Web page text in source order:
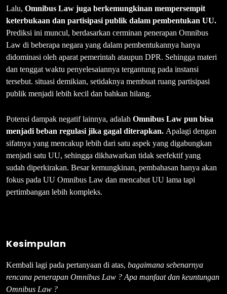
Lalu, Omnibus Law juga berkemungkinan mempersempit
keterbukaan dan partisipasi publik dalam pembentukan UU.
Prediksi ini muncul, berdasarkan cerminan penerapan Omnibus
Law di beberapa negara yang dalam pembentukannya hanya
didominasi oleh aparat pemerintah ataupun DPR. Sehingga materi
dan tenggat waktu penyelesaiannya tergantung pada instansi
tersebut. situasi demikian, setidaknya membuat ruang partisipasi
publik menjadi lebih kecil dan bahkan hilang.
Potensi dampak negatif lainnya, adalah Omnibus Law pun bisa
menjadi beban regulasi jika gagal diterapkan. Apalagi dengan
sifatnya yang mencakup lebih dari satu aspek yang digabungkan
menjadi satu UU, sehingga dikhawarkan tidak seefektif yang
sudah diperkirakan. Besar kemungkinan, pembahasan hanya akan
fokus pada UU Omnibus Law dan mencabut UU lama tapi
pertimbangan lebih kompleks.
Kesimpulan
Kembali lagi pada pertanyaan di atas, bagaimana sebenarnya
rencana penerapan Omnibus Law ? Apa manfaat dan keuntungan
Omnibus Law ?